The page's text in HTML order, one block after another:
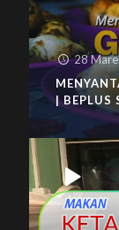
28
| BEPLUS